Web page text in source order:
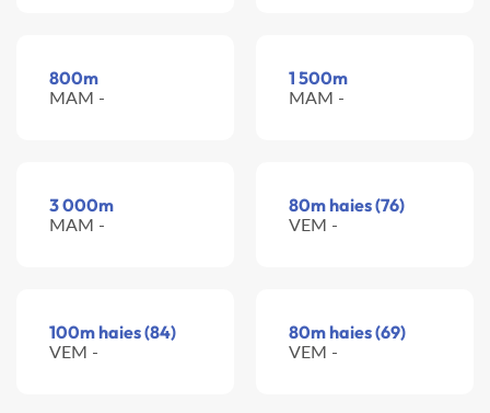
800m
MAM -
1 500m
MAM -
3 000m
MAM -
80m haies (76)
VEM -
100m haies (84)
VEM -
80m haies (69)
VEM -